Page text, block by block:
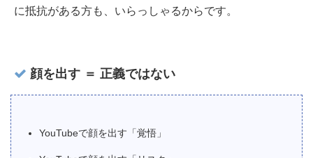
に抵抗がある方も、いらっしゃるからです。
顔を出す ＝ 正義ではない
YouTubeで顔を出す「覚悟」